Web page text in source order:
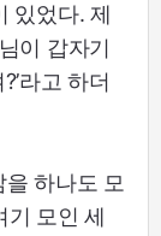
있었다. 제
이 갑자기
라고 하더
하나도 모
기 모인 세